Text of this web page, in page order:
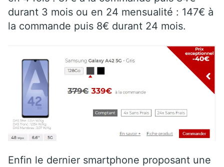
durant 3 mois ou en 24 mensualité : 147€ à
la commande puis 8€ durant 24 mois.
Enfin le dernier smartphone proposant une